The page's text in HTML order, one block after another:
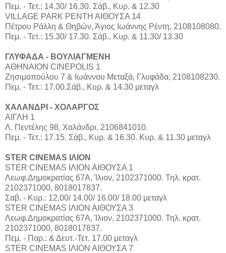
Πεμ. - Τετ.: 14.30/ 16.30. Σάβ., Κυρ. & 12.30
VILLAGE PARK ΡΕΝΤΗ ΑΙΘΟΥΣΑ 14
Πέτρου Ράλλη & Θηβών, Άγιος Ιωάννης Ρέντη, 2108108080.
Πεμ. - Τετ.: 15.30/ 17.30. Σάβ., Κυρ. & 11.30/ 13.30
ΓΛΥΦΑΔΑ - ΒΟΥΛΙΑΓΜΕΝΗ
ΑΘΗΝΑΙΟΝ CINEPOLIS 1
Ζησιμοπούλου 7 & Ιωάννου Μεταξά, Γλυφάδα, 2108108230.
Πεμ. - Τετ.: 17.00.Σάβ., Κυρ. & 14.30 μεταγλ
ΧΑΛΑΝΔΡΙ - ΧΟΛΑΡΓΟΣ
ΑΙΓΛΗ 1
Λ. Πεντέλης 98, Χαλάνδρι, 2106841010.
Πεμ. - Τετ.: 17.15. Σάβ., Κυρ. & 16.30. Κυρ. & 11.30 μεταγλ
STER CINEMAS ΙΛΙΟΝ
STER CINEMAS ΙΛΙΟΝ ΑΙΘΟΥΣΑ 1
Λεωφ.Δημοκρατίας 67Α, Ίλιον, 2102371000. Τηλ. κρατ.
2102371000, 8018017837.
Σαβ. - Κυρ.: 12.00/ 14.00/ 16.00/ 18.00 μεταγλ
STER CINEMAS ΙΛΙΟΝ ΑΙΘΟΥΣΑ 3
Λεωφ.Δημοκρατίας 67Α, Ίλιον, 2102371000. Τηλ. κρατ.
2102371000, 8018017837.
Πεμ. - Παρ.: & Δευτ.-Τετ. 17.00 μεταγλ
STER CINEMAS ΙΛΙΟΝ ΑΙΘΟΥΣΑ 7